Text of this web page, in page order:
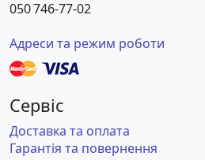
050 746-77-02
Адреси та режим роботи
Сервіс
Доставка та оплата
Гарантія та повернення